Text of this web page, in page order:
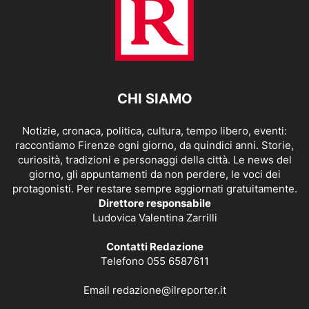
CHI SIAMO
Notizie, cronaca, politica, cultura, tempo libero, eventi:
raccontiamo Firenze ogni giorno, da quindici anni. Storie,
curiosità, tradizioni e personaggi della città. Le news del
giorno, gli appuntamenti da non perdere, le voci dei
protagonisti. Per restare sempre aggiornati gratuitamente.
Direttore responsabile
Ludovica Valentina Zarrilli
Contatti Redazione
Telefono 055 6587611
Email redazione@ilreporter.it